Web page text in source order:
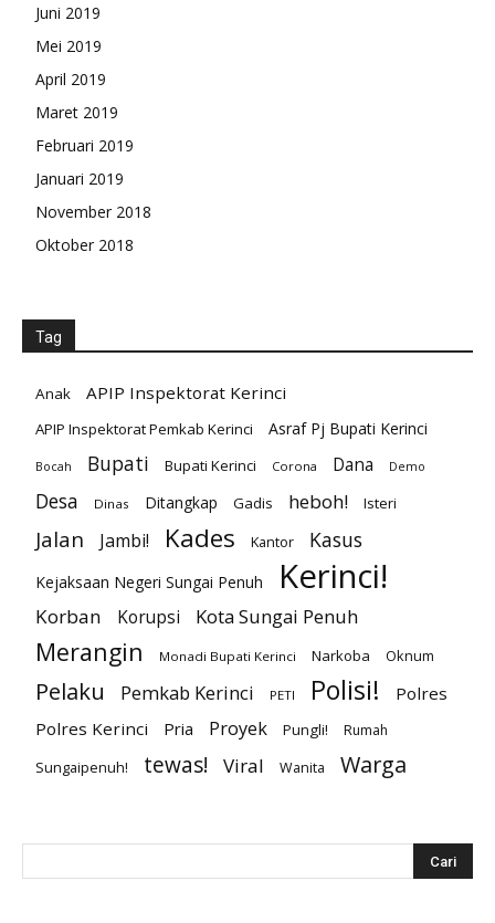
Juni 2019
Mei 2019
April 2019
Maret 2019
Februari 2019
Januari 2019
November 2018
Oktober 2018
Tag
Anak APIP Inspektorat Kerinci
APIP Inspektorat Pemkab Kerinci Asraf Pj Bupati Kerinci
Bocah Bupati Bupati Kerinci Corona Dana Demo
Desa Dinas Ditangkap Gadis heboh! Isteri
Jalan Jambi! Kades Kantor Kasus
Kejaksaan Negeri Sungai Penuh Kerinci!
Korban Korupsi Kota Sungai Penuh
Merangin Monadi Bupati Kerinci Narkoba Oknum
Pelaku Pemkab Kerinci PETI Polisi!
Polres
Polres Kerinci
Pria Proyek Pungli! Rumah
Sungaipenuh! tewas! Viral Wanita Warga